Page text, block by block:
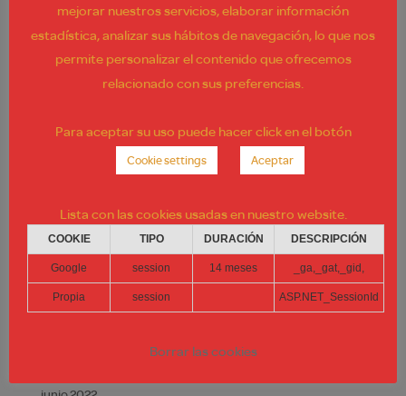
Entradas recientes
COMO – Poyecto de «Rebranding» en Parque Faunia
TRIB´S – Proyecto de Remodeling – Aeropuerto de
Nuevo proyecto de interiorismo para BMW Motorrad
Jerez.
Proyecto de remodelling para Foster´s Hollywood
(Móstoles/Madrid)
Comentarios recientes
mejorar nuestros servicios, elaborar información
estadística, analizar sus hábitos de navegación, lo que nos
permite personalizar el contenido que ofrecemos
relacionado con sus preferencias.
Para aceptar su uso puede hacer click en el botón
Cookie settings Aceptar
Lista con las cookies usadas en nuestro website.
COOKIE TIPO DURACIÓN DESCRIPCIÓN
Google session 14 meses _ga,_gat,_gid,
Propia session ASP.NET_SessionId
Borrar las cookies